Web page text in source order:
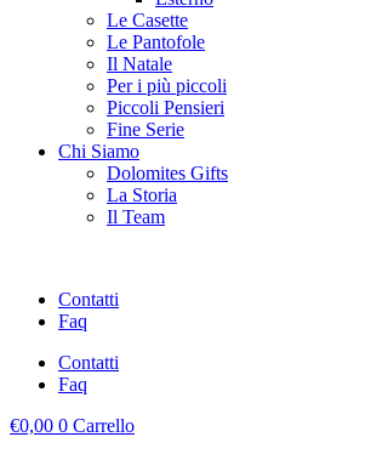
Le Casette
Le Pantofole
Il Natale
Per i più piccoli
Piccoli Pensieri
Fine Serie
Chi Siamo
Dolomites Gifts
La Storia
Il Team
Contatti
Faq
Contatti
Faq
€0,00 0 Carrello